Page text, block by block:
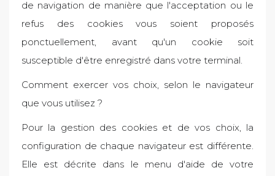
de navigation de manière que l'acceptation ou le
refus des cookies vous soient proposés
ponctuellement, avant qu'un cookie soit
susceptible d'être enregistré dans votre terminal.
Comment exercer vos choix, selon le navigateur
que vous utilisez ?
Pour la gestion des cookies et de vos choix, la
configuration de chaque navigateur est différente.
Elle est décrite dans le menu d'aide de votre